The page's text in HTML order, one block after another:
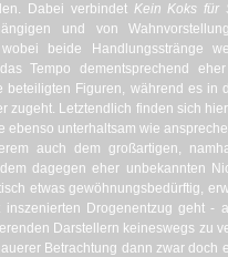
Dabei verbindet Kein Koks für
und von
beide Handlungsstränge
Tempo dementsprechend
beteiligten Figuren, während es in
zugeht. Letztendlich finden sich
ebenso unterhaltsam wie
auch dem großartigen,
dagegen eher unbekannten
etwas gewöhnungsbedürftig,
Drogenentzug geht -
Darstellern keineswegs zu
Betrachtung dann zwar doch